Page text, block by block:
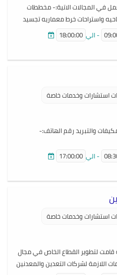
في المجالات الاتية:- مخططات
واستراحات خرط معماريه تجسيد
المواقع عبر الاقمار الصناعيه ثلاثيه الابعاد 3D وتضارس الجغرافيه رقم
إلكتروني:-
- الي 18:00:00
استشارات وخدمات خاصة
والتبريد رقم الهاتف:-
- الي 17:00:00
استشارات وخدمات خاصة
لتطوير القطاع الخاص في مجال
اللازمة لشركات التعدين والمعدنين